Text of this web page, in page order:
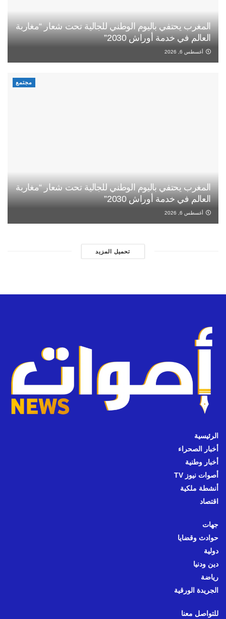
المغرب يحتفي باليوم الوطني للجالية تحت شعار “مغاربة
العالم في خدمة أوراش 2030”
أغسطس 6, 2026
مجتمع
المغرب يحتفي باليوم الوطني للجالية تحت شعار “مغاربة
العالم في خدمة أوراش 2030”
أغسطس 6, 2026
تحميل المزيد
الرئيسية
أخبار الصحراء
أخبار وطنية
أصوات نيوز TV
أنشطة ملكية
اقتصاد
جهات
حوادث وقضايا
دولية
دين ودنيا
رياضة
الجريدة الورقية
للتواصل معنا